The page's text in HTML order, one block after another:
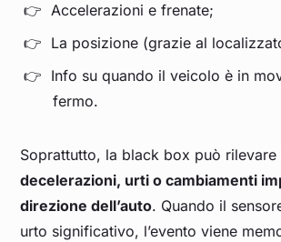
Accelerazioni e frenate;
La posizione (grazie al
Info su quando il veicolo è in
fermo.
Soprattutto, la black box può rilevare
decelerazioni, urti o cambiamenti
direzione dell’auto. Quando il
urto significativo, l’evento viene